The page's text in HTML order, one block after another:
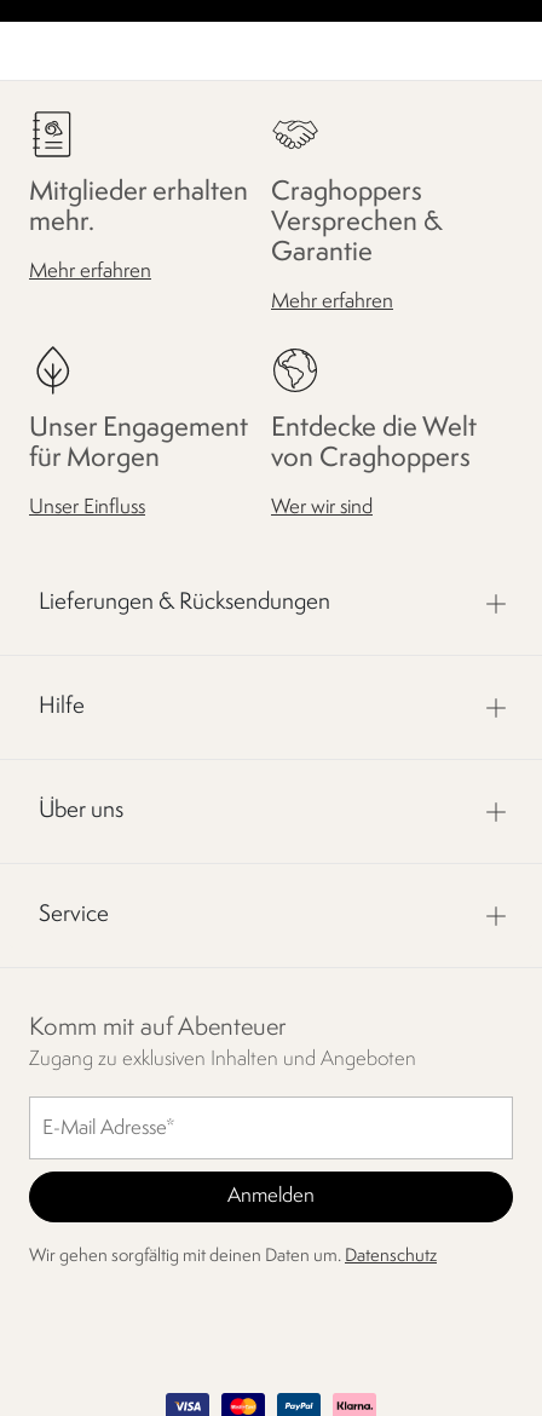
Mitglieder erhalten
mehr.
Mehr erfahren
Craghoppers
Versprechen &
Garantie
Mehr erfahren
Unser Engagement
für Morgen
Unser Einfluss
Entdecke die Welt
von Craghoppers
Wer wir sind
Lieferungen & Rücksendungen
Hilfe
Über uns
Service
Komm mit auf Abenteuer
Zugang zu exklusiven Inhalten und Angeboten
Wir gehen sorgfältig mit deinen Daten um. Datenschutz